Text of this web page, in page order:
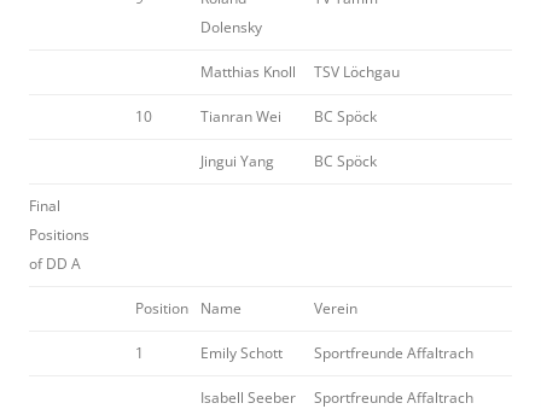
Dolensky
Matthias Knoll TSV Löchgau
10 Tianran Wei BC Spöck
Jingui Yang BC Spöck
Final
Positions
of DD A
Position Name Verein
1 Emily Schott Sportfreunde Affaltrach
Isabell Seeber Sportfreunde Affaltrach